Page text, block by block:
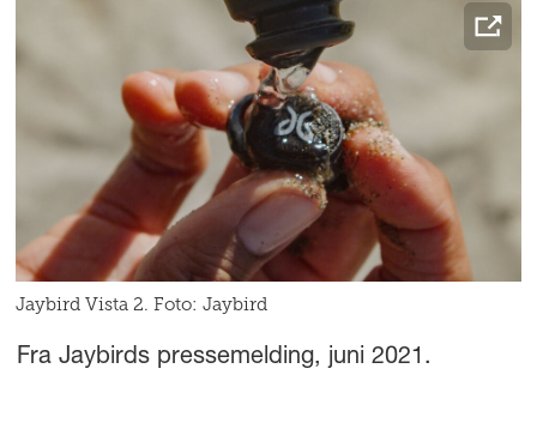
Jaybird Vista 2. Foto: Jaybird
Fra Jaybirds pressemelding, juni 2021.